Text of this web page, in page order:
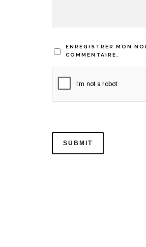
ENREGISTRER MON
COMMENTAIRE.